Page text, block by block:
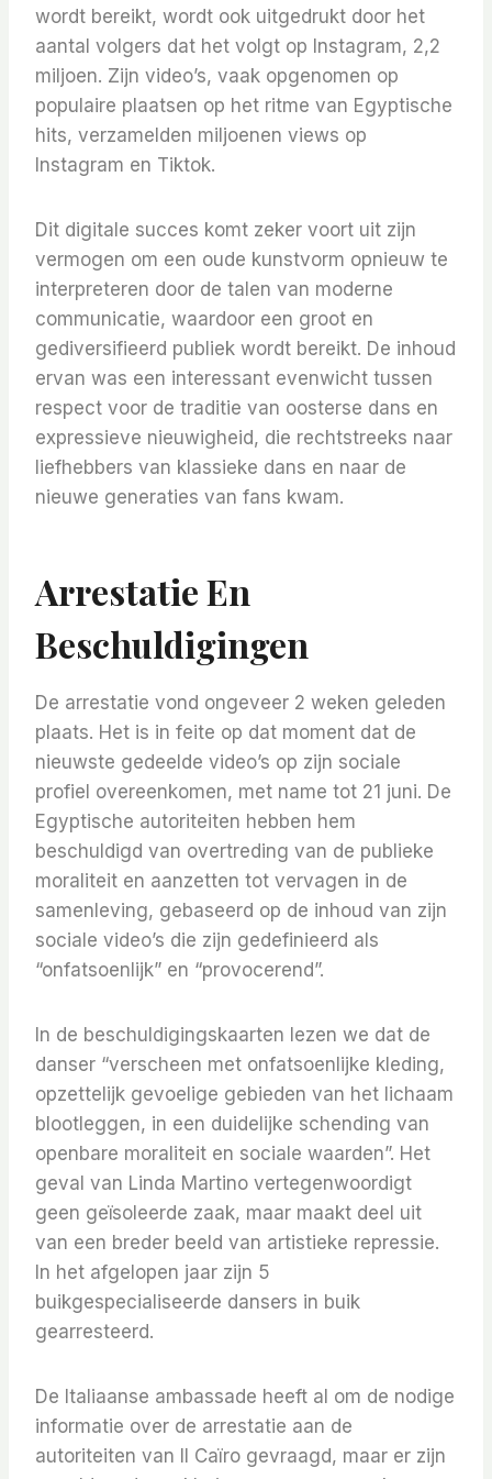
wordt bereikt, wordt ook uitgedrukt door het
aantal volgers dat het volgt op Instagram, 2,2
miljoen. Zijn video’s, vaak opgenomen op
populaire plaatsen op het ritme van Egyptische
hits, verzamelden miljoenen views op
Instagram en Tiktok.
Dit digitale succes komt zeker voort uit zijn
vermogen om een ​​oude kunstvorm opnieuw te
interpreteren door de talen van moderne
communicatie, waardoor een groot en
gediversifieerd publiek wordt bereikt. De inhoud
ervan was een interessant evenwicht tussen
respect voor de traditie van oosterse dans en
expressieve nieuwigheid, die rechtstreeks naar
liefhebbers van klassieke dans en naar de
nieuwe generaties van fans kwam.
Arrestatie En
Beschuldigingen
De arrestatie vond ongeveer 2 weken geleden
plaats. Het is in feite op dat moment dat de
nieuwste gedeelde video’s op zijn sociale
profiel overeenkomen, met name tot 21 juni. De
Egyptische autoriteiten hebben hem
beschuldigd van overtreding van de publieke
moraliteit en aanzetten tot vervagen in de
samenleving, gebaseerd op de inhoud van zijn
sociale video’s die zijn gedefinieerd als
“onfatsoenlijk” en “provocerend”.
In de beschuldigingskaarten lezen we dat de
danser “verscheen met onfatsoenlijke kleding,
opzettelijk gevoelige gebieden van het lichaam
blootleggen, in een duidelijke schending van
openbare moraliteit en sociale waarden”. Het
geval van Linda Martino vertegenwoordigt
geen geïsoleerde zaak, maar maakt deel uit
van een breder beeld van artistieke repressie.
In het afgelopen jaar zijn 5
buikgespecialiseerde dansers in buik
gearresteerd.
De Italiaanse ambassade heeft al om de nodige
informatie over de arrestatie aan de
autoriteiten van Il Caïro gevraagd, maar er zijn